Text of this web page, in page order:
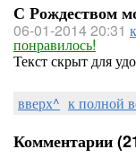
С Рождеством
06-01-2014 20:31
понравилось!
Текст скрыт для
вверх^ к полной
Комментарии